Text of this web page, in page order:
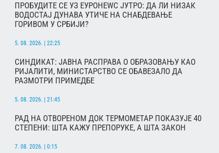
ПРОБУДИТЕ СЕ УЗ ЕУРОНЕWС ЈУТРО: ДА ЛИ НИЗАК
ВОДОСТАЈ ДУНАВА УТИЧЕ НА СНАБДЕВАЊЕ
ГОРИВОМ У СРБИЈИ?
5. 08. 2026. | 22:25
СИНДИКАТ: ЈАВНА РАСПРАВА О ОБРАЗОВАЊУ КАО
РИЈАЛИТИ, МИНИСТАРСТВО СЕ ОБАВЕЗАЛО ДА
РАЗМОТРИ ПРИМЕДБЕ
5. 08. 2026. | 21:45
РАД НА ОТВОРЕНОМ ДОК ТЕРМОМЕТАР ПОКАЗУЈЕ 40
СТЕПЕНИ: ШТА КАЖУ ПРЕПОРУКЕ, А ШТА ЗАКОН
7. 08. 2026. | 0:15